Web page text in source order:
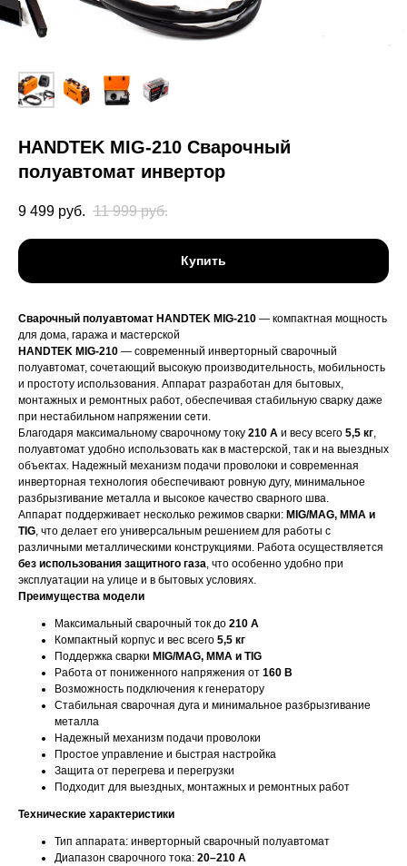
HANDTEK MIG-210 Сварочный
полуавтомат инвертор
9 499 руб. 11 999 руб.
Купить
Сварочный полуавтомат HANDTEK MIG-210 — компактная мощность
для дома, гаража и мастерской
HANDTEK MIG-210 — современный инверторный сварочный
полуавтомат, сочетающий высокую производительность, мобильность
и простоту использования. Аппарат разработан для бытовых,
монтажных и ремонтных работ, обеспечивая стабильную сварку даже
при нестабильном напряжении сети.
Благодаря максимальному сварочному току 210 А и весу всего 5,5 кг,
полуавтомат удобно использовать как в мастерской, так и на выездных
объектах. Надежный механизм подачи проволоки и современная
инверторная технология обеспечивают ровную дугу, минимальное
разбрызгивание металла и высокое качество сварного шва.
Аппарат поддерживает несколько режимов сварки: MIG/MAG, MMA и
TIG, что делает его универсальным решением для работы с
различными металлическими конструкциями. Работа осуществляется
без использования защитного газа, что особенно удобно при
эксплуатации на улице и в бытовых условиях.
Преимущества модели
Максимальный сварочный ток до 210 А
Компактный корпус и вес всего 5,5 кг
Поддержка сварки MIG/MAG, MMA и TIG
Работа от пониженного напряжения от 160 В
Возможность подключения к генератору
Стабильная сварочная дуга и минимальное разбрызгивание
металла
Надежный механизм подачи проволоки
Простое управление и быстрая настройка
Защита от перегрева и перегрузки
Подходит для выездных, монтажных и ремонтных работ
Технические характеристики
Тип аппарата: инверторный сварочный полуавтомат
Диапазон сварочного тока: 20–210 А